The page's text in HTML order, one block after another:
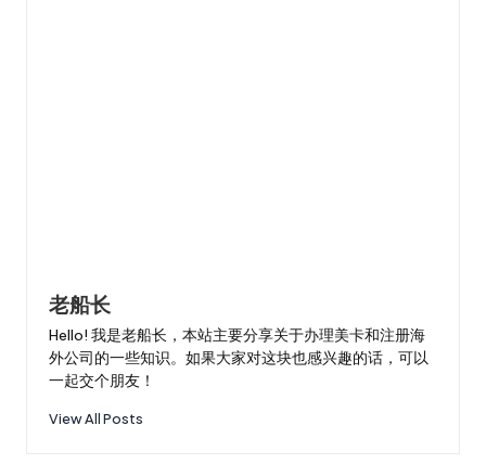
老船长
Hello! 我是老船长，本站主要分享关于办理美卡和注册海
外公司的一些知识。如果大家对这块也感兴趣的话，可以
一起交个朋友！
View All Posts